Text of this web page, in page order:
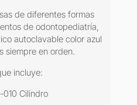
de diferentes formas
de odontopediatría,
autoclavable color azul
siempre en orden.
incluye:
010 Cilindro